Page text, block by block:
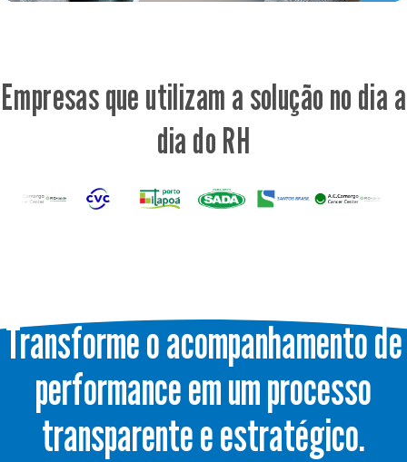
Empresas que utilizam a solução no dia a
dia do RH
Transforme o acompanhamento de
performance em um processo
transparente e estratégico.